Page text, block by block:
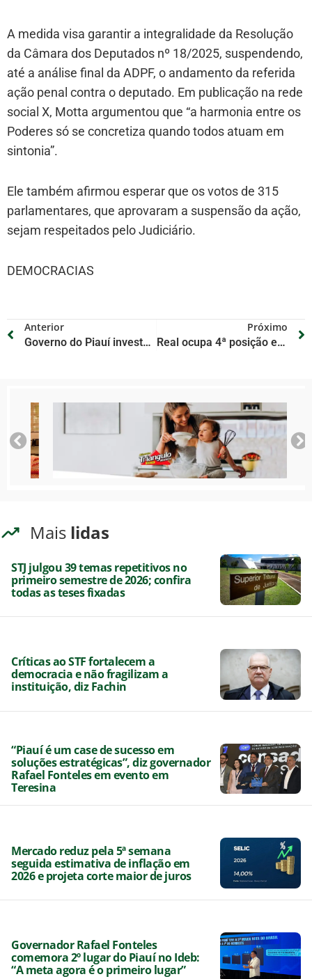
A medida visa garantir a integralidade da Resolução
da Câmara dos Deputados nº 18/2025, suspendendo,
até a análise final da ADPF, o andamento da referida
ação penal contra o deputado. Em publicação na rede
social X, Motta argumentou que “a harmonia entre os
Poderes só se concretiza quando todos atuam em
sintonia”.
Ele também afirmou esperar que os votos de 315
parlamentares, que aprovaram a suspensão da ação,
sejam respeitados pelo Judiciário.
DEMOCRACIAS
Anterior
Governo do Piauí investe R$ 35,4 milhões em obras de pavimentação no interior
Próximo
Real ocupa 4ª posição entre as moedas que mais se valorizaram frente ao dólar em 2025
Mais lidas
STJ julgou 39 temas repetitivos no
primeiro semestre de 2026; confira
todas as teses fixadas
Críticas ao STF fortalecem a
democracia e não fragilizam a
instituição, diz Fachin
“Piauí é um case de sucesso em
soluções estratégicas”, diz governador
Rafael Fonteles em evento em
Teresina
Mercado reduz pela 5ª semana
seguida estimativa de inflação em
2026 e projeta corte maior de juros
Governador Rafael Fonteles
comemora 2º lugar do Piauí no Ideb:
“A meta agora é o primeiro lugar”